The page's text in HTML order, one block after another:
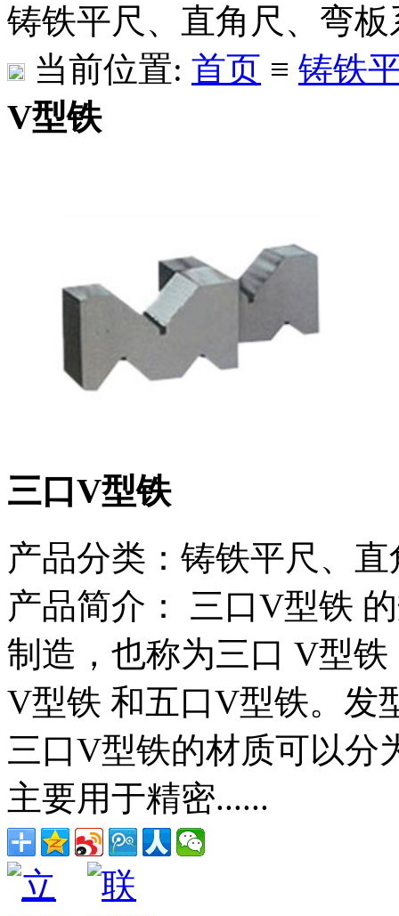
铸铁平尺、直角尺、弯板
当前位置: 首页 ≡ 铸铁
V型铁
三口V型铁
产品分类： 铸铁平尺、
产品简介：
三口V型铁
制造，也称为三口 V型
V型铁 和五口V型铁。发
三口V型铁的材质可以分
主要用于精密......